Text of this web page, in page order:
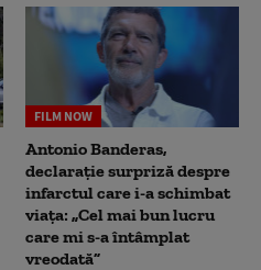
FILM NOW
Antonio Banderas,
declarație surpriză despre
infarctul care i-a schimbat
viața: „Cel mai bun lucru
care mi s-a întâmplat
vreodată”